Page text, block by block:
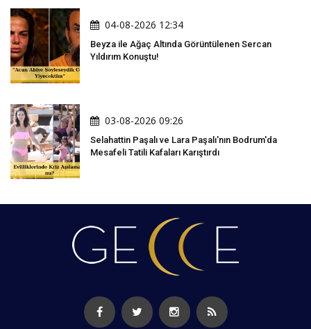
04-08-2026 12:34
Beyza ile Ağaç Altında Görüntülenen Sercan
Yıldırım Konuştu!
03-08-2026 09:26
Selahattin Paşalı ve Lara Paşalı'nın Bodrum'da
Mesafeli Tatili Kafaları Karıştırdı